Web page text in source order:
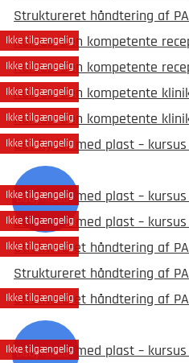
Struktureret håndtering af
Ikke tilgængelig
Kursus: Den kompetente
Ikke tilgængelig
Kursus: Den kompetente
Ikke tilgængelig
Kursus: Den kompetente
Ikke tilgængelig
Kursus: Den kompetente
Ikke tilgængelig
Early bird/Tilbud
Det flyder med plast –
Ikke tilgængelig
Det flyder med plast –
Ikke tilgængelig
Det flyder med plast –
Ikke tilgængelig
Struktureret håndtering af
Struktureret håndtering af
Ikke tilgængelig
Early bird/Tilbud
Struktureret håndtering af
Ikke tilgængelig
Det flyder med plast –